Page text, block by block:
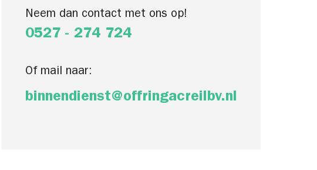
Neem dan contact met ons op!
0527 - 274 724
Of mail naar:
binnendienst@offringacreilbv.nl